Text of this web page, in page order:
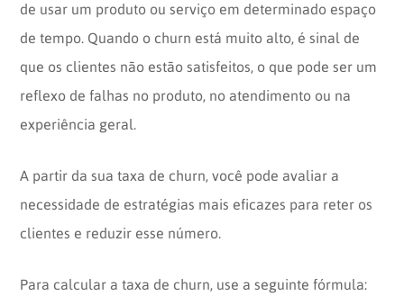
de usar um produto ou serviço em determinado espaço
de tempo. Quando o churn está muito alto, é sinal de
que os clientes não estão satisfeitos, o que pode ser um
reflexo de falhas no produto, no atendimento ou na
experiência geral.
A partir da sua taxa de churn, você pode avaliar a
necessidade de estratégias mais eficazes para reter os
clientes e reduzir esse número.
Para calcular a taxa de churn, use a seguinte fórmula: